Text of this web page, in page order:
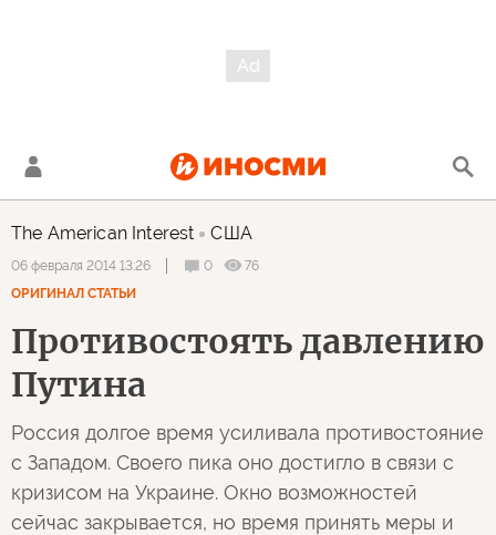
The American Interest США
06 февраля 2014 13:26 0
76
ОРИГИНАЛ СТАТЬИ
Противостоять давлению
Путина
Россия долгое время усиливала противостояние
с Западом. Своего пика оно достигло в связи с
кризисом на Украине. Окно возможностей
сейчас закрывается, но время принять меры и